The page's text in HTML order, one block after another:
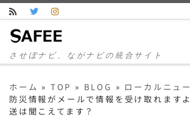
コンテンツへスキップ
させぼナビ、ながナビの統合サイト
ホーム » TOP » BLOG » ローカルニュ
防災情報がメールで情報を受け取れます
送は聞こえてます？